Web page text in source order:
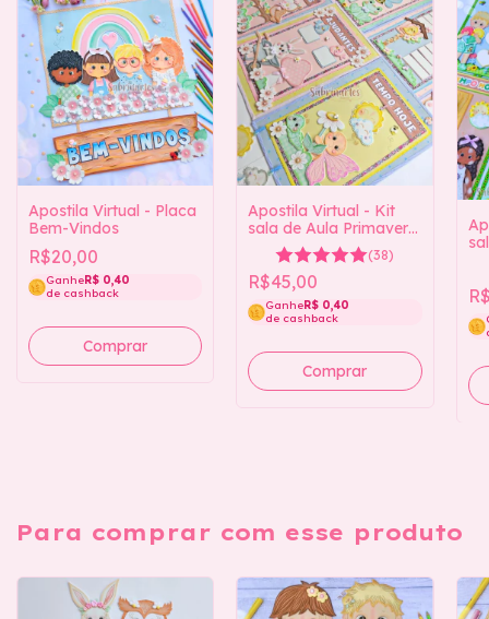
Apostila Virtual - Placa
Bem-Vindos
R$20,00
GanheR$ 0,40
de cashback
Apostila Virtual - Kit
sala de Aula Primavera
no Jardim
(38)
R$45,00
GanheR$ 0,40
de cashback
Para comprar com esse produto